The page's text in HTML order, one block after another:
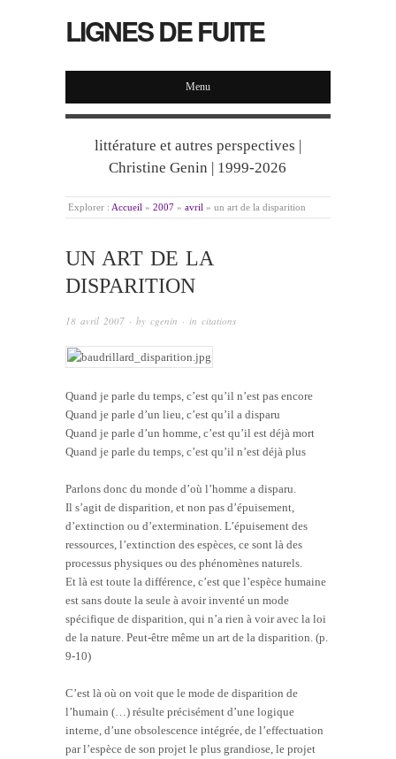
LIGNES DE FUITE
Menu
littérature et autres perspectives |
Christine Genin | 1999-2026
Explorer : Accueil » 2007 » avril » un art de la disparition
UN ART DE LA
DISPARITION
18 avril 2007 · by cgenin · in citations
Quand je parle du temps, c’est qu’il n’est pas encore
Quand je parle d’un lieu, c’est qu’il a disparu
Quand je parle d’un homme, c’est qu’il est déjà mort
Quand je parle du temps, c’est qu’il n’est déjà plus
Parlons donc du monde d’où l’homme a disparu.
Il s’agit de disparition, et non pas d’épuisement,
d’extinction ou d’extermination. L’épuisement des
ressources, l’extinction des espèces, ce sont là des
processus physiques ou des phénomènes naturels.
Et là est toute la différence, c’est que l’espèce humaine
est sans doute la seule à avoir inventé un mode
spécifique de disparition, qui n’a rien à voir avec la loi
de la nature. Peut-être même un art de la disparition. (p.
9-10)
C’est là où on voit que le mode de disparition de
l’humain (…) résulte précisément d’une logique
interne, d’une obsolescence intégrée, de l’effectuation
par l’espèce de son projet le plus grandiose, le projet